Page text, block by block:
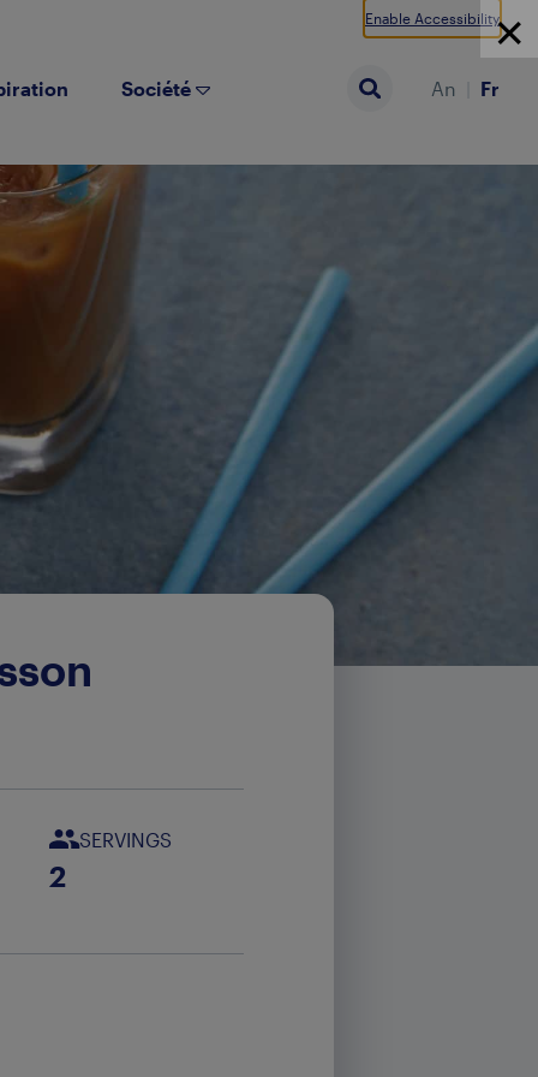
Enable Accessibility
Société An Fr
SERVINGS
2